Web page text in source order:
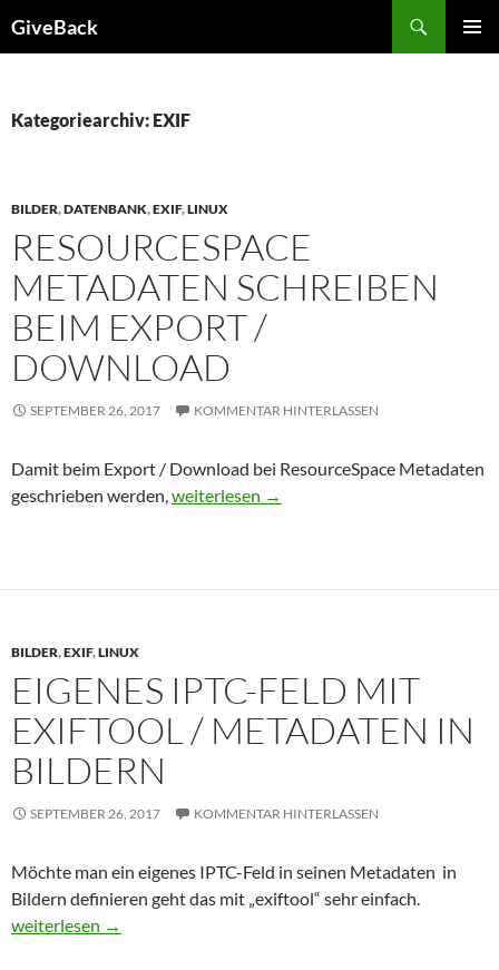
Inhalt
GiveBack
Kategoriearchiv: EXIF
BILDER,DATENBANK,EXIF,LINUX
RESOURCESPACE
METADATEN SCHREIBEN
BEIM EXPORT /
DOWNLOAD
SEPTEMBER 26, 2017 KOMMENTAR HINTERLASSEN
Damit beim Export / Download bei ResourceSpace Metadaten
geschrieben werden,ResourceSpace Metadaten schreiben
weiterlesen →
BILDER,EXIF,LINUX
EIGENES IPTC-FELD MIT
EXIFTOOL / METADATEN IN
BILDERN
SEPTEMBER 26, 2017 KOMMENTAR HINTERLASSEN
Möchte man ein eigenes IPTC-Feld in seinen Metadaten in
Bildern definieren geht das mit „exiftool“ sehr einfach.
Eigenes IPTC-Feld mit exiftool / Metadaten in Bildern
weiterlesen →